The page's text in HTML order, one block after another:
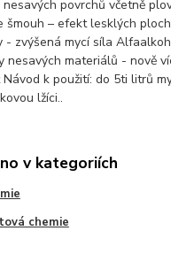
povrchů včetně
šmouh – efekt lesklých
- zvýšená mycí síla
nesavých materiálů - nově
Návod k použití: do 5ti litrů
lžíci..
v kategoriích
chemie